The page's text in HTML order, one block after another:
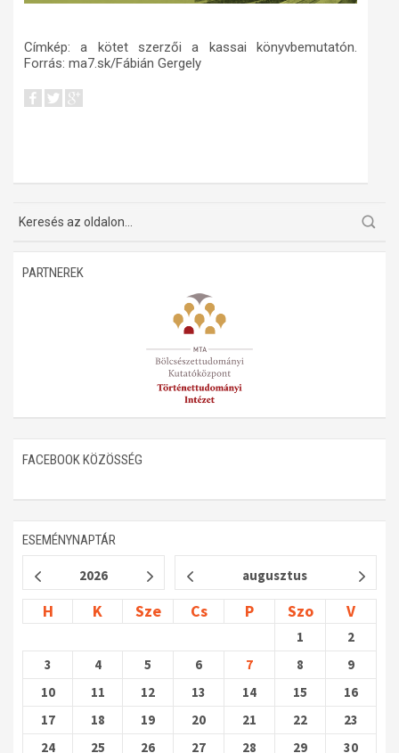
Címkép: a kötet szerzői a kassai könyvbemutatón.
Forrás: ma7.sk/Fábián Gergely
PARTNEREK
FACEBOOK KÖZÖSSÉG
ESEMÉNYNAPTÁR
2026 augusztus
H K Sze Cs P Szo V
1
2
3
4 5 6 7 8
9
10
11 12 13 14 15
16
17
18 19 20 21 22
23
24
25 26 27 28 29 30